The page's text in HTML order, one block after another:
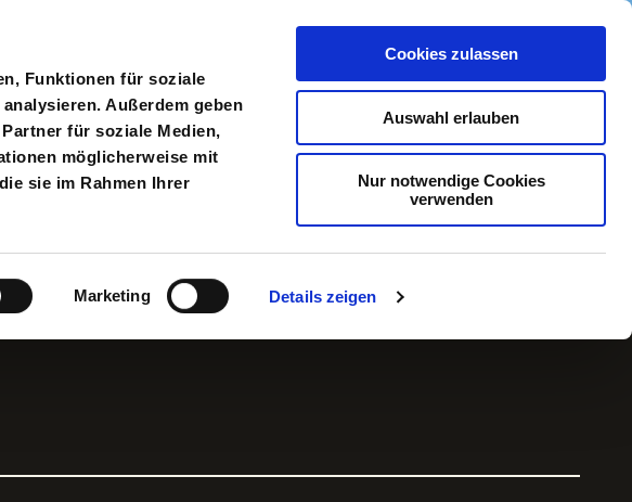
Funktionen für soziale
Außerdem geben
für soziale Medien,
möglicherweise mit
sie im Rahmen Ihrer
Marketing Details zeigen
Cookies zulassen
Auswahl erlauben
Nur notwendige Cookies
verwenden
Anmelden Anmeldung